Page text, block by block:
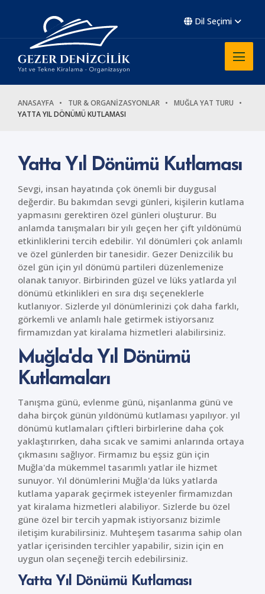
Dil Seçimi
ANASAYFA TUR & ORGANİZASYONLAR
MUĞLA YAT TURU
YATTA YIL DÖNÜMÜ KUTLAMASI
Yatta Yıl Dönümü Kutlaması
Sevgi, insan hayatında çok önemli bir duygusal
değerdir. Bu bakımdan sevgi günleri, kişilerin kutlama
yapmasını gerektiren özel günleri oluşturur. Bu
anlamda tanışmaları bir yılı geçen her çift yıldönümü
etkinliklerini tercih edebilir. Yıl dönümleri çok anlamlı
ve özel günlerden bir tanesidir. Gezer Denizcilik bu
özel gün için yıl dönümü partileri düzenlemenize
olanak tanıyor. Birbirinden güzel ve lüks yatlarda yıl
dönümü etkinlikleri en sıra dışı seçeneklerle
kutlanıyor. Sizlerde yıl dönümlerinizi çok daha farklı,
görkemli ve anlamlı hale getirmek istiyorsanız
firmamızdan yat kiralama hizmetleri alabilirsiniz.
Muğla'da Yıl Dönümü
Kutlamaları
Tanışma günü, evlenme günü, nişanlanma günü ve
daha birçok günün yıldönümü kutlaması yapılıyor. yıl
dönümü kutlamaları çiftleri birbirlerine daha çok
yaklaştırırken, daha sıcak ve samimi anlarında ortaya
çıkmasını sağlıyor. Firmamız bu eşsiz gün için
Muğla'da mükemmel tasarımlı yatlar ile hizmet
sunuyor. Yıl dönümlerini Muğla'da lüks yatlarda
kutlama yaparak geçirmek isteyenler firmamızdan
yat kiralama hizmetleri alabiliyor. Sizlerde bu özel
güne özel bir tercih yapmak istiyorsanız bizimle
iletişim kurabilirsiniz. Muhteşem tasarıma sahip olan
yatlar içerisinden tercihler yapabilir, sizin için en
uygun olan seçeneği tercih edebilirsiniz.
Yatta Yıl Dönümü Kutlaması